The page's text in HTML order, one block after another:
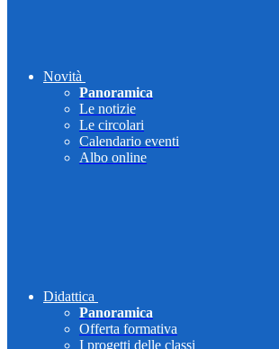
Novità
Panoramica
Le notizie
Le circolari
Calendario eventi
Albo online
Didattica
Panoramica
Offerta formativa
I progetti delle classi